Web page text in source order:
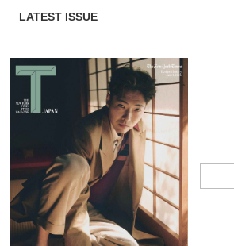
LATEST ISSUE